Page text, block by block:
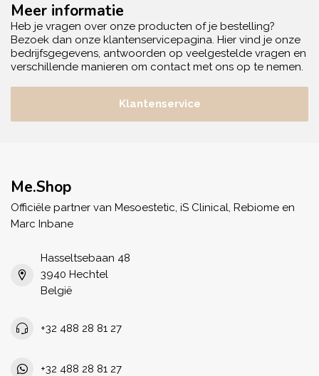
Meer informatie
Heb je vragen over onze producten of je bestelling?
Bezoek dan onze klantenservicepagina. Hier vind je onze
bedrijfsgegevens, antwoorden op veelgestelde vragen en
verschillende manieren om contact met ons op te nemen.
Klantenservice
Me.Shop
Officiële partner van Mesoestetic, iS Clinical, Rebiome en
Marc Inbane
Hasseltsebaan 48
3940 Hechtel
België
+32 488 28 81 27
+32 488 28 81 27